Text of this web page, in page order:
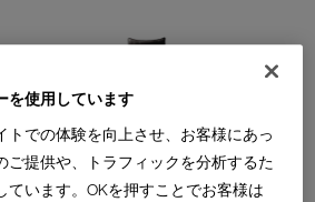
ァ
）
675 MARALUNGA 40-MAXI
マラルンガ 40 マキシ ソファ
W3100 × D1050 × H730?1030（SH465，AH560）
形状＝3人掛 背クッション付
革＝NABUK 13Z516 OCEANO
を使用しています
トでの体験を向上させ、お客様にあっ
ご提供や、トラフィックを分析するた
ています。OKを押すことでお客様は